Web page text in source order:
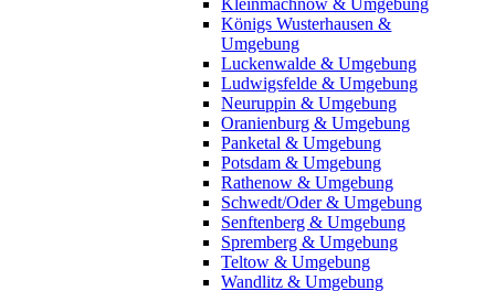
Kleinmachnow & Umgebung
Königs Wusterhausen &
Umgebung
Luckenwalde & Umgebung
Ludwigsfelde & Umgebung
Neuruppin & Umgebung
Oranienburg & Umgebung
Panketal & Umgebung
Potsdam & Umgebung
Rathenow & Umgebung
Schwedt/Oder & Umgebung
Senftenberg & Umgebung
Spremberg & Umgebung
Teltow & Umgebung
Wandlitz & Umgebung